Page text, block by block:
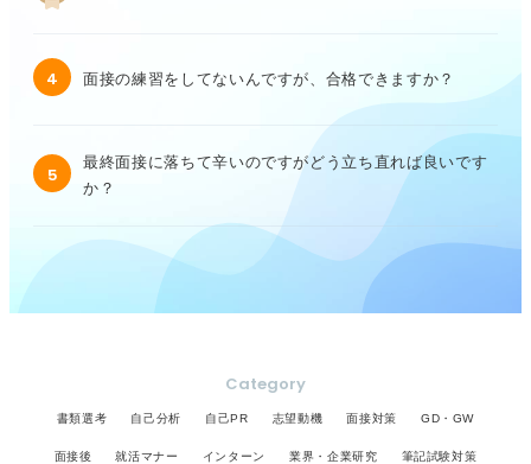
4 面接の練習をしてないんですが、合格できますか？
5
最終面接に落ちて辛いのですがどう立ち直れば良いです
か？
Category
書類選考 自己分析 自己PR 志望動機 面接対策 GD・GW
面接後 就活マナー インターン 業界・企業研究 筆記試験対策